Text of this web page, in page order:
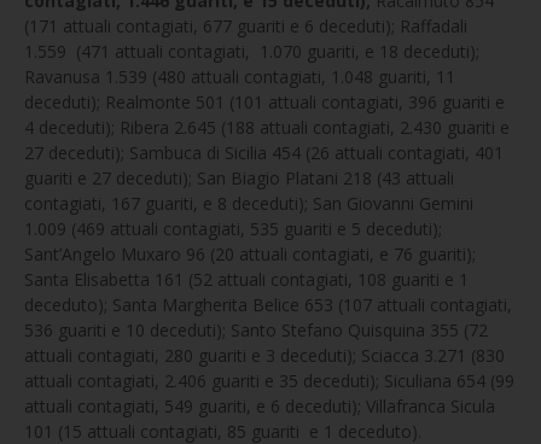
(171 attuali contagiati, 677 guariti e 6 deceduti); Raffadali
1.559 (471 attuali contagiati, 1.070 guariti, e 18 deceduti);
Ravanusa 1.539 (480 attuali contagiati, 1.048 guariti, 11
deceduti); Realmonte 501 (101 attuali contagiati, 396 guariti e
4 deceduti); Ribera 2.645 (188 attuali contagiati, 2.430 guariti e
27 deceduti); Sambuca di Sicilia 454 (26 attuali contagiati, 401
guariti e 27 deceduti); San Biagio Platani 218 (43 attuali
contagiati, 167 guariti, e 8 deceduti); San Giovanni Gemini
1.009 (469 attuali contagiati, 535 guariti e 5 deceduti);
Sant’Angelo Muxaro 96 (20 attuali contagiati, e 76 guariti);
Santa Elisabetta 161 (52 attuali contagiati, 108 guariti e 1
deceduto); Santa Margherita Belice 653 (107 attuali contagiati,
536 guariti e 10 deceduti); Santo Stefano Quisquina 355 (72
attuali contagiati, 280 guariti e 3 deceduti); Sciacca 3.271 (830
attuali contagiati, 2.406 guariti e 35 deceduti); Siculiana 654 (99
attuali contagiati, 549 guariti, e 6 deceduti); Villafranca Sicula
101 (15 attuali contagiati, 85 guariti e 1 deceduto).